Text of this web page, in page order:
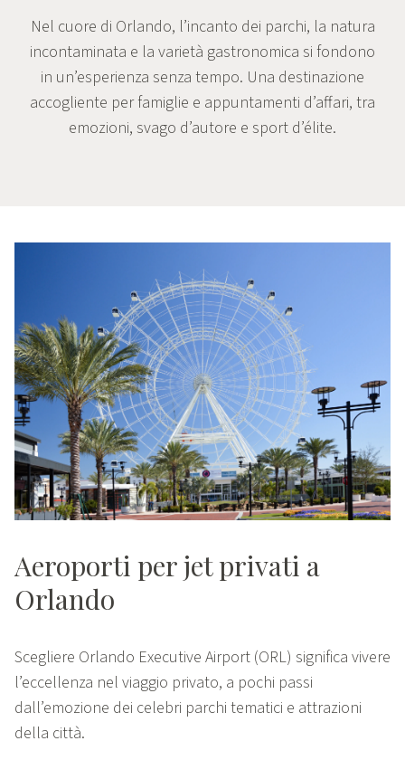
Nel cuore di Orlando, l’incanto dei parchi, la natura
incontaminata e la varietà gastronomica si fondono
in un’esperienza senza tempo. Una destinazione
accogliente per famiglie e appuntamenti d’affari, tra
emozioni, svago d’autore e sport d’élite.
Aeroporti per jet privati a
Orlando
Scegliere Orlando Executive Airport (ORL) significa vivere
l’eccellenza nel viaggio privato, a pochi passi
dall’emozione dei celebri parchi tematici e attrazioni
della città.